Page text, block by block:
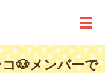
メ
🐶メンバーで